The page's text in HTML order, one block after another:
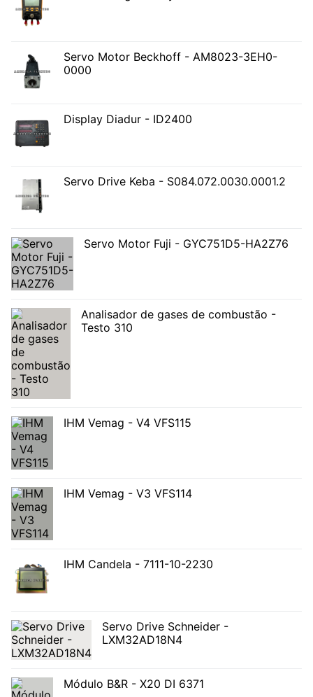
Servo Motor Beckhoff - AM8023-3EH0-
0000
Display Diadur - ID2400
Servo Drive Keba - S084.072.0030.0001.2
Servo Motor Fuji - GYC751D5-HA2Z76
Analisador de gases de combustão -
Testo 310
IHM Vemag - V4 VFS115
IHM Vemag - V3 VFS114
IHM Candela - 7111-10-2230
Servo Drive Schneider -
LXM32AD18N4
Módulo B&R - X20 DI 6371